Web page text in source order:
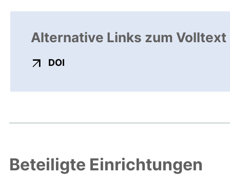
Alternative Links zum Volltext
DOI
Beteiligte Einrichtungen